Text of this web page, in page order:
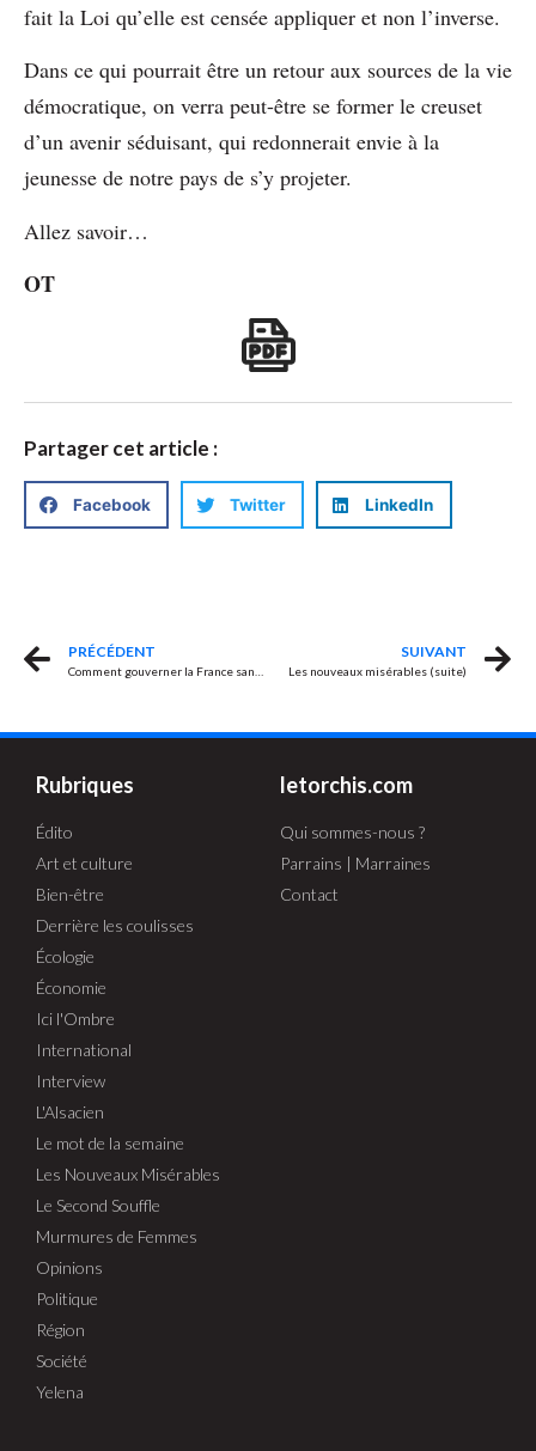
fait la Loi qu’elle est censée appliquer et non l’inverse.
Dans ce qui pourrait être un retour aux sources de la vie
démocratique, on verra peut-être se former le creuset
d’un avenir séduisant, qui redonnerait envie à la
jeunesse de notre pays de s’y projeter.
Allez savoir…
OT
Partager cet article :
Facebook Twitter LinkedIn
PRÉCÉDENT SUIVANT
Les nouveaux misérables (suite)
Rubriques
Édito
Art et culture
Bien-être
Derrière les coulisses
Écologie
Économie
Ici l'Ombre
International
Interview
L'Alsacien
Le mot de la semaine
Les Nouveaux Misérables
Le Second Souffle
Murmures de Femmes
Opinions
Politique
Région
Société
Yelena
letorchis.com
Qui sommes-nous ?
Parrains | Marraines
Contact